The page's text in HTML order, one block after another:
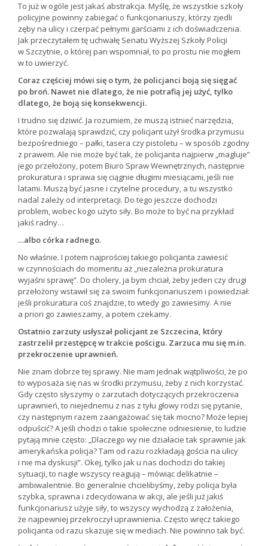
To już w ogóle jest jakaś abstrakcja. Myślę, że wszystkie szkoły
policyjne powinny zabiegać o funkcjonariuszy, którzy zjedli
zęby na ulicy i czerpać pełnymi garściami z ich doświadczenia.
Jak przeczytałem tę uchwałę Senatu Wyższej Szkoły Policji
w Szczytnie, o której pan wspomniał, to po prostu nie mogłem
w to uwierzyć.
Coraz częściej mówi się o tym, że policjanci boją się sięgać
po broń. Nawet nie dlatego, że nie potrafią jej użyć, tylko
dlatego, że boją się konsekwencji.
I trudno się dziwić. Ja rozumiem, że muszą istnieć narzędzia,
które pozwalają sprawdzić, czy policjant użył środka przymusu
bezpośredniego – pałki, tasera czy pistoletu – w sposób zgodny
z prawem. Ale nie może być tak, że policjanta najpierw „magluje”
jego przełożony, potem Biuro Spraw Wewnętrznych, następnie
prokuratura i sprawa się ciągnie długimi miesiącami, jeśli nie
latami. Muszą być jasne i czytelne procedury, a tu wszystko
nadal zależy od interpretacji. Do tego jeszcze dochodzi
problem, wobec kogo użyto siły. Bo może to być na przykład
jakiś radny…
…albo córka radnego.
No właśnie. I potem najprościej takiego policjanta zawiesić
w czynnościach do momentu aż „niezależna prokuratura
wyjaśni sprawę”. Do cholery, ja bym chciał, żeby jeden czy drugi
przełożony wstawił się za swoim funkcjonariuszem i powiedział:
jeśli prokuratura coś znajdzie, to wtedy go zawiesimy. A nie
a priori go zawieszamy, a potem czekamy.
Ostatnio zarzuty usłyszał policjant ze Szczecina, który
zastrzelił przestępcę w trakcie pościgu. Zarzuca mu się m.in.
przekroczenie uprawnień.
Nie znam dobrze tej sprawy. Nie mam jednak wątpliwości, że po
to wyposaża się nas w środki przymusu, żeby z nich korzystać.
Gdy często słyszymy o zarzutach dotyczących przekroczenia
uprawnień, to niejednemu z nas z tyłu głowy rodzi się pytanie,
czy następnym razem zaangażować się tak mocno? Może lepiej
odpuścić? A jeśli chodzi o takie społeczne odniesienie, to ludzie
pytają mnie często: „Dlaczego wy nie działacie tak sprawnie jak
amerykańska policja? Tam od razu rozkładają gościa na ulicy
i nie ma dyskusji”. Okej, tylko jak u nas dochodzi do takiej
sytuacji, to nagle wszyscy reagują – mówiąc delikatnie –
ambiwalentnie. Bo generalnie chcielibyśmy, żeby policja była
szybka, sprawna i zdecydowana w akcji, ale jeśli już jakiś
funkcjonariusz użyje siły, to wszyscy wychodzą z założenia,
że najpewniej przekroczył uprawnienia. Często wręcz takiego
policjanta od razu skazuje się w mediach. Nie powinno tak być.